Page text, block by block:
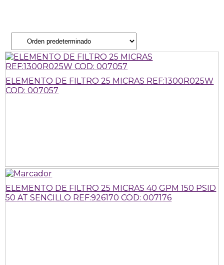
ELEMENTO DE FILTRO 25 MICRAS REF:1300R025W
COD: 007057
ELEMENTO DE FILTRO 25 MICRAS 40 GPM 150 PSID
50 AT SENCILLO REF:926170 COD: 007176